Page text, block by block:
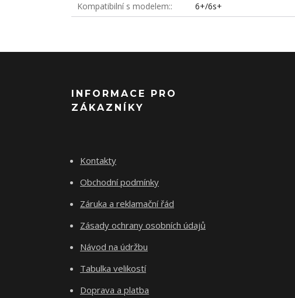
Kompatibilní s modelem:
6+/6s+
INFORMACE PRO
ZÁKAZNÍKY
Kontakty
Obchodní podmínky
Záruka a reklamační řád
Zásady ochrany osobních údajů
Návod na údržbu
Tabulka velikostí
Doprava a platba